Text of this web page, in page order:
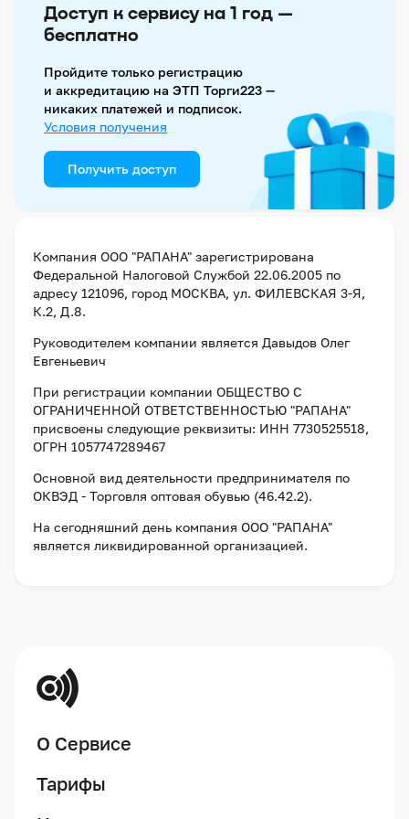
Доступ к сервису на 1 год —
бесплатно
Пройдите только регистрацию
и аккредитацию на ЭТП Торги223 —
никаких платежей и подписок.
Условия получения
Получить доступ
Компания ООО "РАПАНА" зарегистрирована
Федеральной Налоговой Службой 22.06.2005 по
адресу 121096, город МОСКВА, ул. ФИЛЕВСКАЯ 3-Я,
К.2, Д.8.
Руководителем компании является Давыдов Олег
Евгеньевич
При регистрации компании ОБЩЕСТВО С
ОГРАНИЧЕННОЙ ОТВЕТСТВЕННОСТЬЮ "РАПАНА"
присвоены следующие реквизиты: ИНН 7730525518,
ОГРН 1057747289467
Основной вид деятельности предпринимателя по
ОКВЭД - Торговля оптовая обувью (46.42.2).
На сегодняшний день компания ООО "РАПАНА"
является ликвидированной организацией.
О Сервисе
Тарифы